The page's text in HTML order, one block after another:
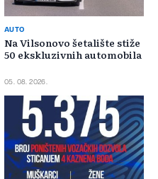
AUTO
Na Vilsonovo šetalište stiže
50 ekskluzivnih automobila
05. 08. 2026.